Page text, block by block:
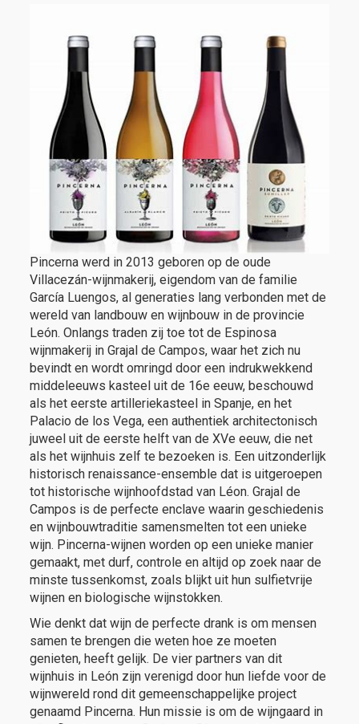
Pincerna werd in 2013 geboren op de oude
Villacezán-wijnmakerij, eigendom van de familie
García Luengos, al generaties lang verbonden met de
wereld van landbouw en wijnbouw in de provincie
León. Onlangs traden zij toe tot de Espinosa
wijnmakerij in Grajal de Campos, waar het zich nu
bevindt en wordt omringd door een indrukwekkend
middeleeuws kasteel uit de 16e eeuw, beschouwd
als het eerste artilleriekasteel in Spanje, en het
Palacio de los Vega, een authentiek architectonisch
juweel uit de eerste helft van de XVe eeuw, die net
als het wijnhuis zelf te bezoeken is. Een uitzonderlijk
historisch renaissance-ensemble dat is uitgeroepen
tot historische wijnhoofdstad van Léon. Grajal de
Campos is de perfecte enclave waarin geschiedenis
en wijnbouwtraditie samensmelten tot een unieke
wijn. Pincerna-wijnen worden op een unieke manier
gemaakt, met durf, controle en altijd op zoek naar de
minste tussenkomst, zoals blijkt uit hun sulfietvrije
wijnen en biologische wijnstokken.
Wie denkt dat wijn de perfecte drank is om mensen
samen te brengen die weten hoe ze moeten
genieten, heeft gelijk. De vier partners van dit
wijnhuis in León zijn verenigd door hun liefde voor de
wijnwereld rond dit gemeenschappelijke project
genaamd Pincerna. Hun missie is om de wijngaard in